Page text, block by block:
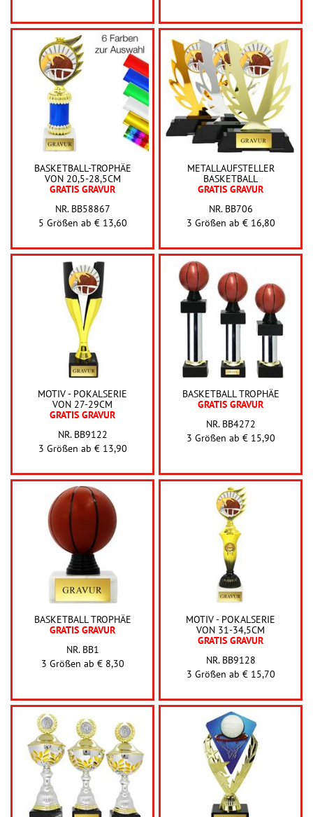
BASKETBALL-TROPHÄE
VON 20,5-28,5CM
GRATIS GRAVUR
NR. BB58867
5 Größen ab € 13,60
METALLAUFSTELLER
BASKETBALL
GRATIS GRAVUR
NR. BB706
3 Größen ab € 16,80
MOTIV - POKALSERIE
VON 27-29CM
GRATIS GRAVUR
NR. BB9122
3 Größen ab € 13,90
BASKETBALL TROPHÄE
GRATIS GRAVUR
NR. BB4272
3 Größen ab € 15,90
BASKETBALL TROPHÄE
GRATIS GRAVUR
NR. BB1
3 Größen ab € 8,30
MOTIV - POKALSERIE
VON 31-34,5CM
GRATIS GRAVUR
NR. BB9128
3 Größen ab € 15,70